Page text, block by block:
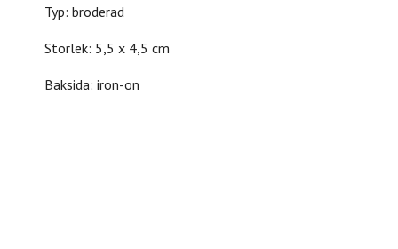
Typ: broderad
Storlek: 5,5 x 4,5 cm
Baksida: iron-on